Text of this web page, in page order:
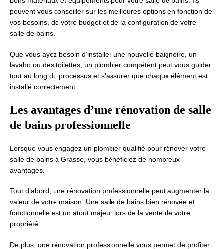
peuvent vous conseiller sur les meilleures options en fonction de
vos besoins, de votre budget et de la configuration de votre
salle de bains.
Que vous ayez besoin d’installer une nouvelle baignoire, un
lavabo ou des toilettes, un plombier compétent peut vous guider
tout au long du processus et s’assurer que chaque élément est
installé correctement.
Les avantages d’une rénovation de salle
de bains professionnelle
Lorsque vous engagez un plombier qualifié pour rénover votre
salle de bains à Grasse, vous bénéficiez de nombreux
avantages.
Tout d’abord, une rénovation professionnelle peut augmenter la
valeur de votre maison. Une salle de bains bien rénovée et
fonctionnelle est un atout majeur lors de la vente de votre
propriété.
De plus, une rénovation professionnelle vous permet de profiter